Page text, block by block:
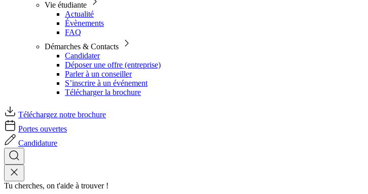
Vie étudiante
Actualité
Évènements
FAQ
Démarches & Contacts
Candidater
Déposer une offre (entreprise)
Parler à un conseiller
S’inscrire à un événement
Télécharger la brochure
Téléchargez notre brochure
Portes ouvertes
Candidature
Tu cherches, on t'aide à trouver !